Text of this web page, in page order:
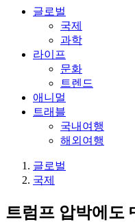
글로벌
국제
과학
라이프
문화
트렌드
애니멀
트래블
국내여행
해외여행
글로벌
국제
트럼프 압박에도